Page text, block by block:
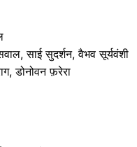
साई सुदर्शन, वैभव सूर्यवंशी
डोनोवन फ़रेरा